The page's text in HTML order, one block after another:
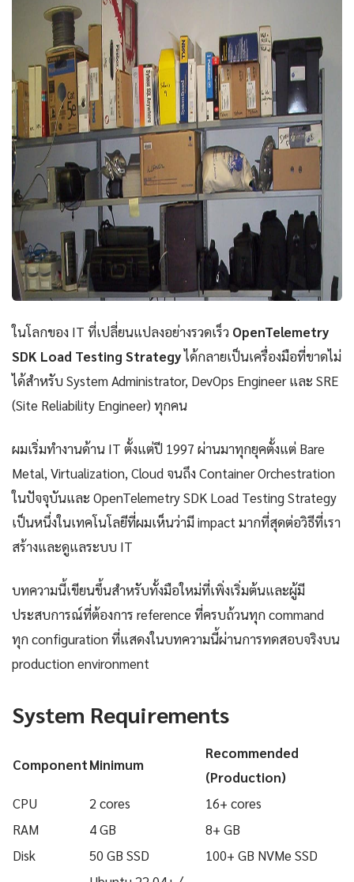
ในโลกของ IT ที่เปลี่ยนแปลงอย่างรวดเร็ว OpenTelemetry
SDK Load Testing Strategyได้กลายเป็นเครื่องมือที่ขาดไม่
ได้สำหรับ System Administrator, DevOps Engineer และ SRE
(Site Reliability Engineer) ทุกคน
ผมเริ่มทำงานด้าน IT ตั้งแต่ปี 1997 ผ่านมาทุกยุคตั้งแต่ Bare
Metal, Virtualization, Cloud จนถึง Container Orchestration
ในปัจจุบันและ OpenTelemetry SDK Load Testing Strategy
เป็นหนึ่งในเทคโนโลยีที่ผมเห็นว่ามี impact มากที่สุดต่อวิธีที่เรา
สร้างและดูแลระบบ IT
บทความนี้เขียนขึ้นสำหรับทั้งมือใหม่ที่เพิ่งเริ่มต้นและผู้มี
ประสบการณ์ที่ต้องการ reference ที่ครบถ้วนทุก command
ทุก configuration ที่แสดงในบทความนี้ผ่านการทดสอบจริงบน
production environment
System Requirements
ComponentMinimum
Recommended
(Production)
CPU
2 cores
16+ cores
RAM
4 GB
8+ GB
Disk
50 GB SSD 100+ GB NVMe SSD